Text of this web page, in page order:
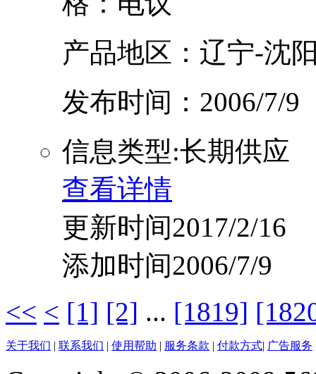
产品地区：辽宁-沈
发布时间：2006/7/9
信息类型:长期供应
查看详情
更新时间2017/2/16
添加时间2006/7/9
<< < [1] [2] ... [1819]
关于我们 | 联系我们 | 使用帮助 | 服务条款 | 付款方式| 广告服务